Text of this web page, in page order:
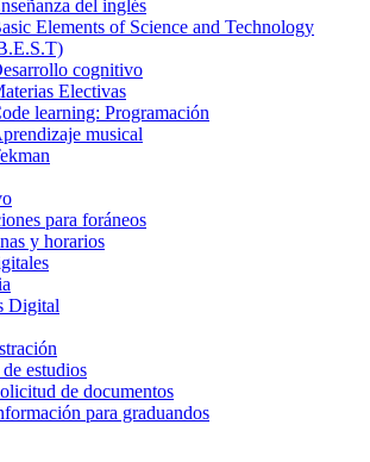
del inglés
Elements of Science and Technology
cognitivo
Electivas
learning: Programación
musical
para foráneos
y horarios
Digital
estudios
de documentos
para graduandos